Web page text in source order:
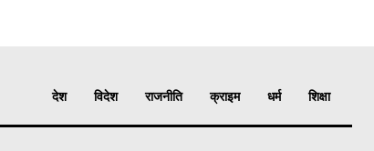
देश विदेश राजनीति क्राइम धर्म शिक्षा